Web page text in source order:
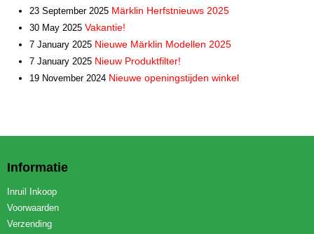
23 September 2025 Märklin Herfstnieuws 2025
30 May 2025 Vakantie!
7 January 2025 Nieuwe Märklin Modellen 2025
7 January 2025 Nieuw Produktfilter!
19 November 2024 Nieuwe openingstijden winkel
Informatie
Inruil Inkoop
Voorwaarden
Verzending